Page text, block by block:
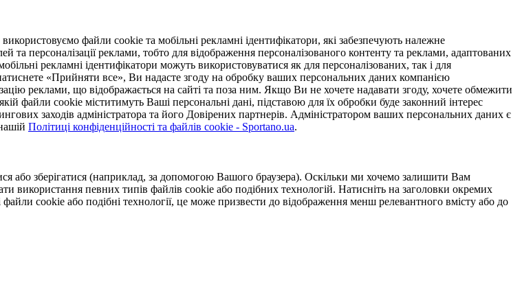
файли cookie та мобільні рекламні ідентифікатори, які забезпечують належне
та персоналізації реклами, тобто для відображення персоналізованого контенту та реклами, адаптованих
рекламні ідентифікатори можуть використовуватися як для персоналізованих, так і для
«Прийняти все», Ви надасте згоду на обробку ваших персональних даних компанією
реклами, що відображається на сайті та поза ним. Якщо Ви не хочете надавати згоду, хочете обмежити
файли cookie міститимуть Ваші персональні дані, підставою для їх обробки буде законний інтерес
заходів адміністратора та його Довірених партнерів. Адміністратором ваших персональних даних є
Політиці конфіденційності та файлів cookie - Sportano.ua.
або зберігатися (наприклад, за допомогою Вашого браузера). Оскільки ми хочемо залишити Вам
певних типів файлів cookie або подібних технологій. Натисніть на заголовки окремих
cookie або подібні технології, це може призвести до відображення менш релевантного вмісту або до